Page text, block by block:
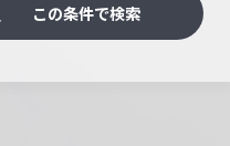
この条件で検索